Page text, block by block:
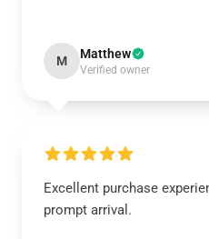
M Matthew
Verified owner
Excellent purchase
prompt arrival.